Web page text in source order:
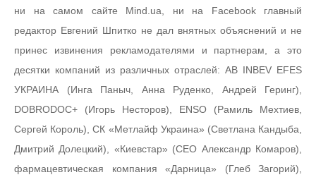
ни на самом сайте Mind.ua, ни на Facebook главный
редактор Евгений Шпитко не дал внятных объяснений и не
принес извинения рекламодателями и партнерам, а это
десятки компаний из различных отраслей: AB INBEV EFES
УКРАИНА (Инга Паныч, Анна Руденко, Андрей Геринг),
DOBRODOC+ (Игорь Несторов), ENSO (Рамиль Мехтиев,
Сергей Король), СК «Метлайф Украина» (Светлана Кандыба,
Дмитрий Долецкий), «Киевстар» (CEO Александр Комаров),
фармацевтическая компания «Дарница» (Глеб Загорий),